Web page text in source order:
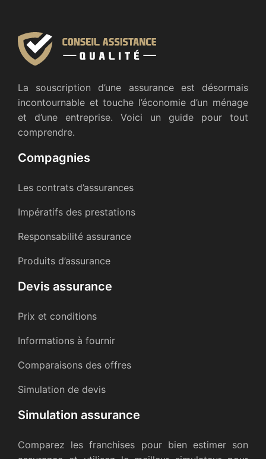
La souscription d’une assurance est désormais
incontournable et touche l’économie d’un ménage
et d’une entreprise. Voici un guide pour tout
comprendre.
Compagnies
Les contrats d’assurances
Impératifs des prestations
Responsabilité assurance
Produits d’assurance
Devis assurance
Prix et conditions
Informations à fournir
Comparaisons des offres
Simulation de devis
Simulation assurance
Comparez les franchises pour bien estimer son